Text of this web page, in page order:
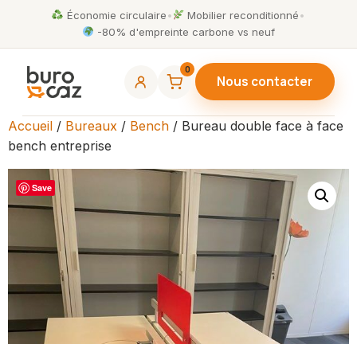
Économie circulaire• Mobilier reconditionné•
-80% d'empreinte carbone vs neuf
0
Nous contacter
Accueil / Bureaux / Bench / Bureau double face à face
bench entreprise
Save